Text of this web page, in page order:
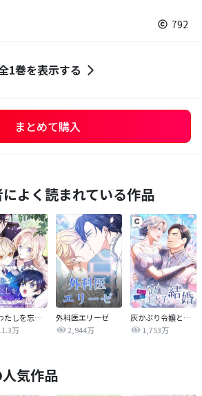
792
1巻を表示する
まとめて購入
よく読まれている作品
陛下わたしを忘れてください
万
外科医エリーゼ
2,944万
灰かぶり令嬢と行き遅れ元王太子の結婚
1,753万
気作品